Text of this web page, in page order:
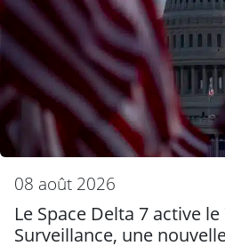
08 août 2026
Le Space Delta 7 active
Surveillance, une